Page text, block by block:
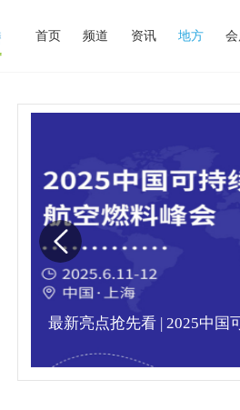
首页 频道 资讯 地方
最新亮点抢先看 | 2025中国